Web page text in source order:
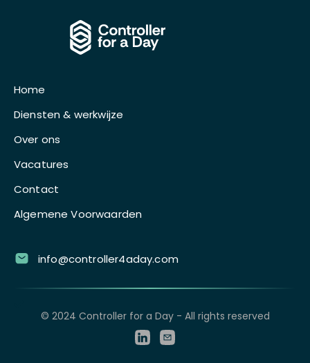
Home
Diensten & werkwijze
Over ons
Vacatures
Contact
Algemene Voorwaarden
info@controller4aday.com
© 2024 Controller for a Day - All rights reserved